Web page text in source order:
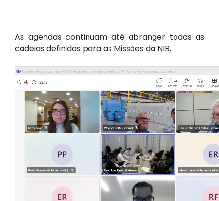
As agendas continuam até abranger todas as
cadeias definidas para as Missões da NIB.